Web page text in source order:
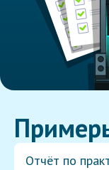
Отчёт по